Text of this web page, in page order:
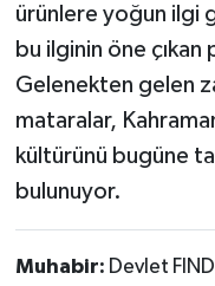
ürünlere yoğun ilgi
bu ilginin öne çıkan
Gelenekten gelen
mataralar,
kültürünü bugüne
bulunuyor.
Muhabir: Devlet